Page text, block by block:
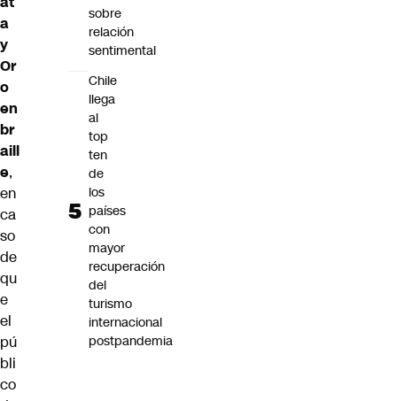
a
y
Or
o
en
br
aill
e,
en
ca
so
de
qu
e
el
pú
bli
co
sobre
relación
sentimental
Chile
llega
al
top
ten
de
los
países
con
mayor
recuperación
del
turismo
internacional
postpandemia